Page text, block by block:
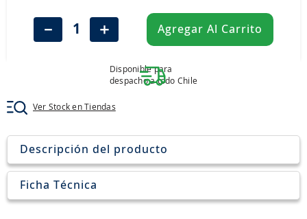
＋
－ Agregar Al Carrito
Disponible para
despacho a todo Chile
Ver Stock en Tiendas
Descripción del producto
Ficha Técnica
255